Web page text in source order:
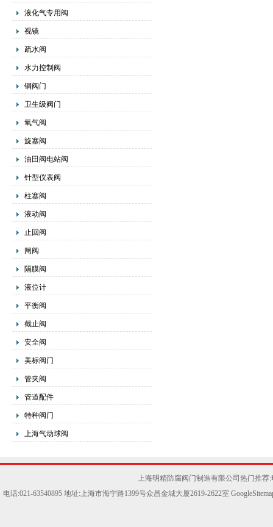
液化气专用阀
视镜
疏水阀
水力控制阀
铜阀门
卫生级阀门
氧气阀
旋塞阀
油田阀电站阀
针型仪表阀
柱塞阀
液动阀
止回阀
闸阀
隔膜阀
液位计
平衡阀
截止阀
安全阀
美标阀门
管夹阀
管道配件
特种阀门
上海气动球阀
上海明精防腐阀门制造有限公司热门推荐:
电话:021-63540895 地址:上海市海宁路1399号众昌金城大厦2619-2622室